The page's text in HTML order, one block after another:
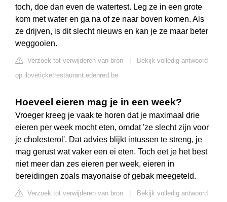
toch, doe dan even de watertest. Leg ze in een grote
kom met water en ga na of ze naar boven komen. Als
ze drijven, is dit slecht nieuws en kan je ze maar beter
weggooien.
Verzoek tot verwijderen van bron
Bekijk volledig antwoord
op iloveticketrestaurant.edenred.be
Hoeveel eieren mag je in een week?
Vroeger kreeg je vaak te horen dat je maximaal drie
eieren per week mocht eten, omdat 'ze slecht zijn voor
je cholesterol'. Dat advies blijkt intussen te streng, je
mag gerust wat vaker een ei eten. Toch eet je het best
niet meer dan zes eieren per week, eieren in
bereidingen zoals mayonaise of gebak meegeteld.
Verzoek tot verwijderen van bron
Bekijk volledig antwoord